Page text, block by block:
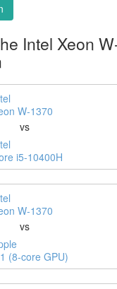
Intel Xeon
W-1370
vs
i5-10400H
W-1370
vs
(8-core GPU)